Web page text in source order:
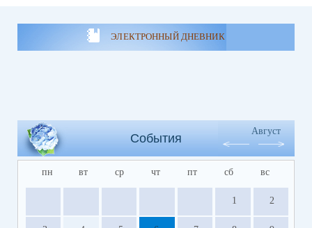
ЭЛЕКТРОННЫЙ ДНЕВНИК
События
Август
пн вт ср чт пт сб вс
1 2